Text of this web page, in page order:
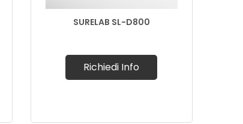
SURELAB SL-D800
Richiedi Info